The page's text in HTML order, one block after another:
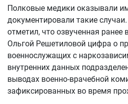
Полковые медики оказывали
документировали такие
отметил, что озвученная
Ольгой Решетиловой цифра о
военнослужащих с
внутренних данных
выводах военно-врачебной
зафиксированных во время